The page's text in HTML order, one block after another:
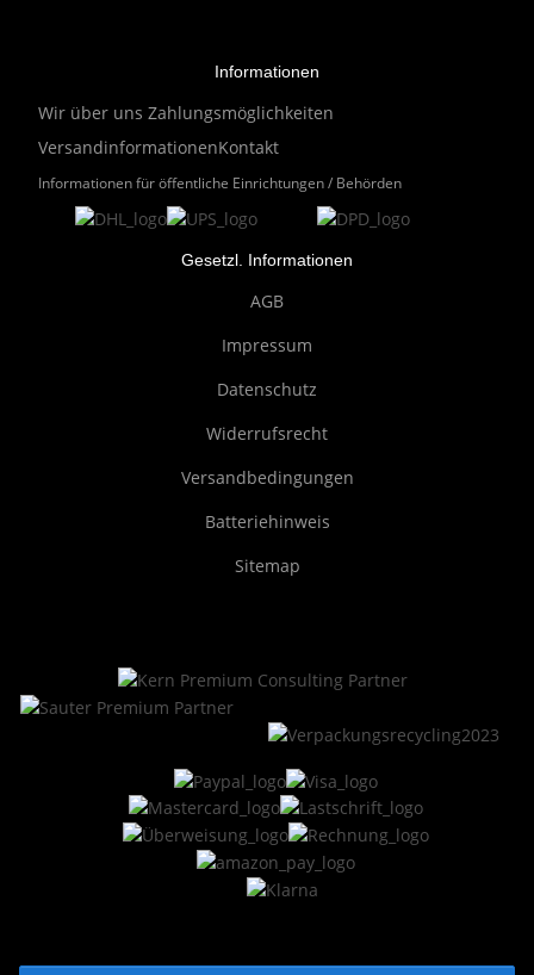
Informationen
Wir über uns Zahlungsmöglichkeiten
VersandinformationenKontakt
Informationen für öffentliche Einrichtungen / Behörden
Gesetzl. Informationen
AGB
Impressum
Datenschutz
Widerrufsrecht
Versandbedingungen
Batteriehinweis
Sitemap